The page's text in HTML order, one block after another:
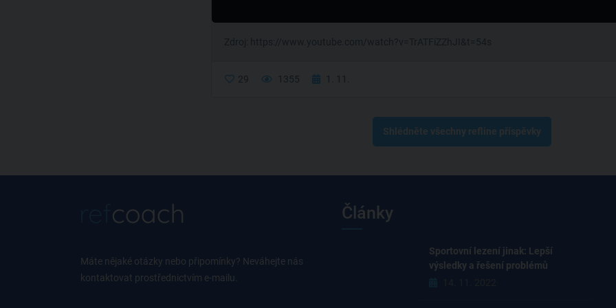
29 1355 1. 11.
Shlédněte všechny refline příspěvky
Máte nějaké otázky nebo připomínky? Neváhejte nás
kontaktovat prostřednictvím e-mailu.
Články
Sportovní lezení jinak: Lepší
výsledky a řešení problémů